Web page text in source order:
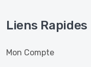
Liens Rapides
Mon Compte